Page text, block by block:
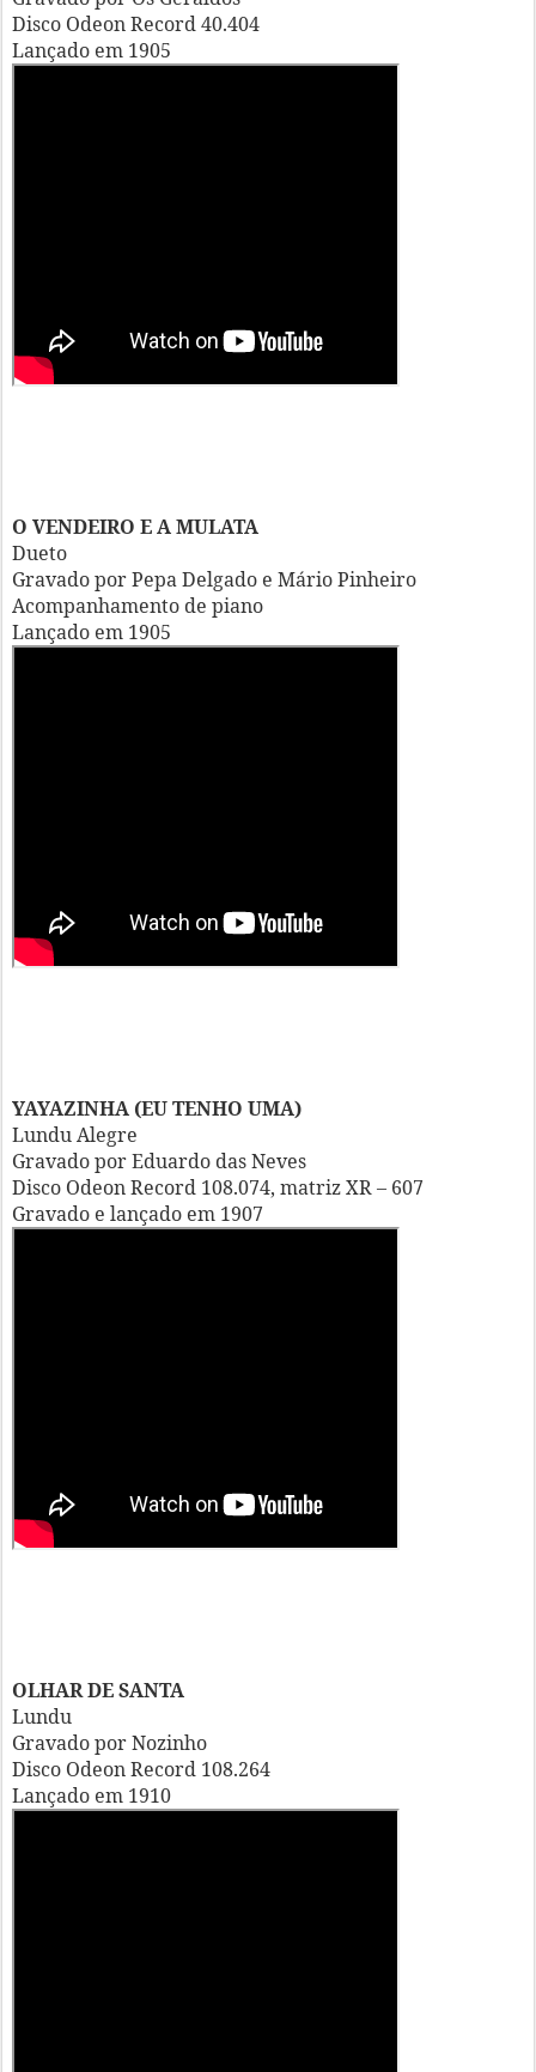
Disco Odeon Record 40.404
Lançado em 1905
O VENDEIRO E A MULATA
Dueto
Gravado por Pepa Delgado e Mário Pinheiro
Acompanhamento de piano
Lançado em 1905
YAYAZINHA (EU TENHO UMA)
Lundu Alegre
Gravado por Eduardo das Neves
Disco Odeon Record 108.074, matriz XR – 607
Gravado e lançado em 1907
OLHAR DE SANTA
Lundu
Gravado por Nozinho
Disco Odeon Record 108.264
Lançado em 1910